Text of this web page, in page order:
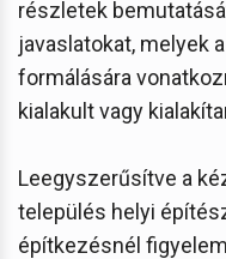
részletek
javaslatokat, melyek
formálására
kialakult vagy
Leegyszerűsítve a
település helyi
építkezésnél